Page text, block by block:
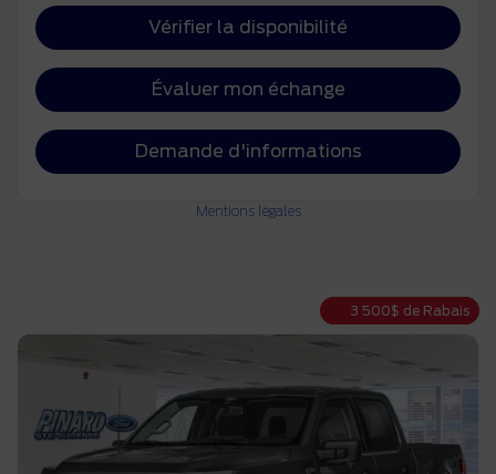
Vérifier la disponibilité
Évaluer mon échange
Demande d'informations
Mentions légales
3 500$ de Rabais